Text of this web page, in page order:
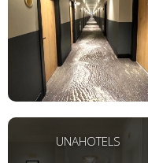
UNAHOTELS